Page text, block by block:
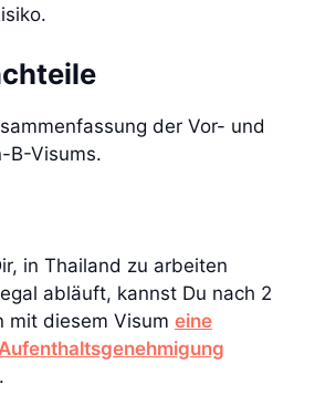
der Vor- und
B-Visums.
in Thailand zu arbeiten
abläuft, kannst Du nach 2
mit diesem Visum eine
.